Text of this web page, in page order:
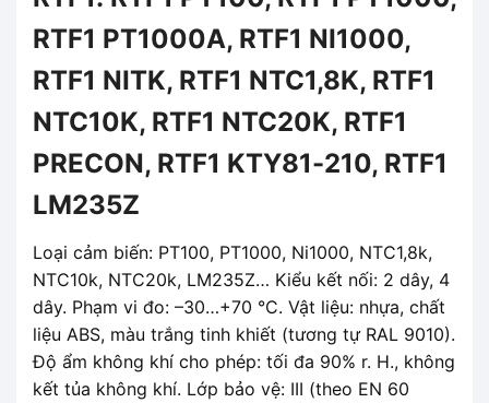
RTF1 PT1000A, RTF1 NI1000,
RTF1 NITK, RTF1 NTC1,8K, RTF1
NTC10K, RTF1 NTC20K, RTF1
PRECON, RTF1 KTY81-210, RTF1
LM235Z
Loại cảm biến: PT100, PT1000, Ni1000, NTC1,8k,
NTC10k, NTC20k, LM235Z… Kiểu kết nối: 2 dây, 4
dây. Phạm vi đo: –30…+70 °C. Vật liệu: nhựa, chất
liệu ABS, màu trắng tinh khiết (tương tự RAL 9010).
Độ ẩm không khí cho phép: tối đa 90% r. H., không
kết tủa không khí. Lớp bảo vệ: III (theo EN 60